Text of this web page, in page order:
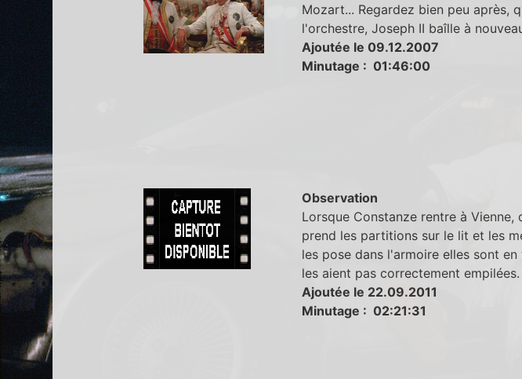
Mozart... Regardez bien peu après,
l'orchestre, Joseph II baîlle à
Ajoutée le 09.12.2007
Minutage : 01:46:00
Observation
Lorsque Constanze rentre à
prend les partitions sur le lit et les
les pose dans l'armoire elles sont
les aient pas correctement empilées.
Ajoutée le 22.09.2011
Minutage : 02:21:31